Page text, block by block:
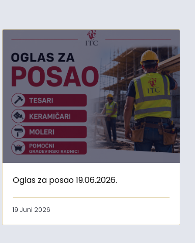
Oglas za posao 19.06.2026.
19 Juni 2026